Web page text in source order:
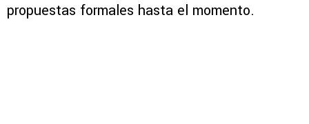
propuestas formales hasta el momento.